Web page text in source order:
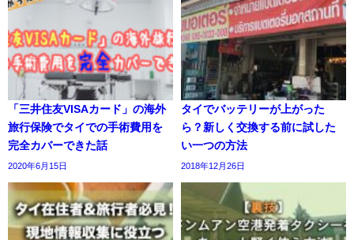
「三井住友VISAカード」の海外
旅行保険でタイでの手術費用を
完全カバーできた話
2020年6月15日
タイでバッテリーが上がった
ら？新しく交換する前に試した
い一つの方法
2018年12月26日